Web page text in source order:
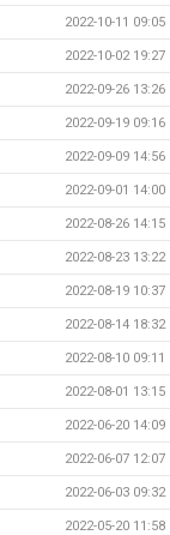
2022-10-11 09:05
2022-10-02 19:27
2022-09-26 13:26
2022-09-19 09:16
2022-09-09 14:56
2022-09-01 14:00
2022-08-26 14:15
2022-08-23 13:22
2022-08-19 10:37
2022-08-14 18:32
2022-08-10 09:11
2022-08-01 13:15
2022-06-20 14:09
2022-06-07 12:07
2022-06-03 09:32
2022-05-20 11:58